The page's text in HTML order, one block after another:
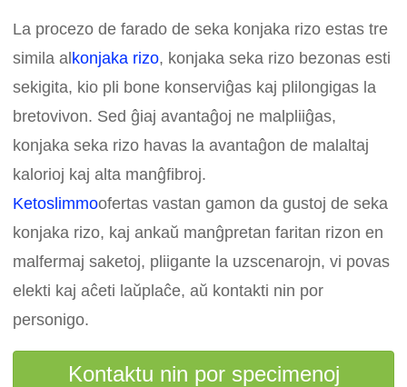
La procezo de farado de seka konjaka rizo estas tre
simila alkonjaka rizo, konjaka seka rizo bezonas esti
sekigita, kio pli bone konserviĝas kaj plilongigas la
bretovivon. Sed ĝiaj avantaĝoj ne malpliiĝas,
konjaka seka rizo havas la avantaĝon de malaltaj
kalorioj kaj alta manĝfibroj.
Ketoslimmoofertas vastan gamon da gustoj de seka
konjaka rizo, kaj ankaŭ manĝpretan faritan rizon en
malfermaj saketoj, pliigante la uzscenarojn, vi povas
elekti kaj aĉeti laŭplaĉe, aŭ kontakti nin por
personigo.
Kontaktu nin por specimenoj